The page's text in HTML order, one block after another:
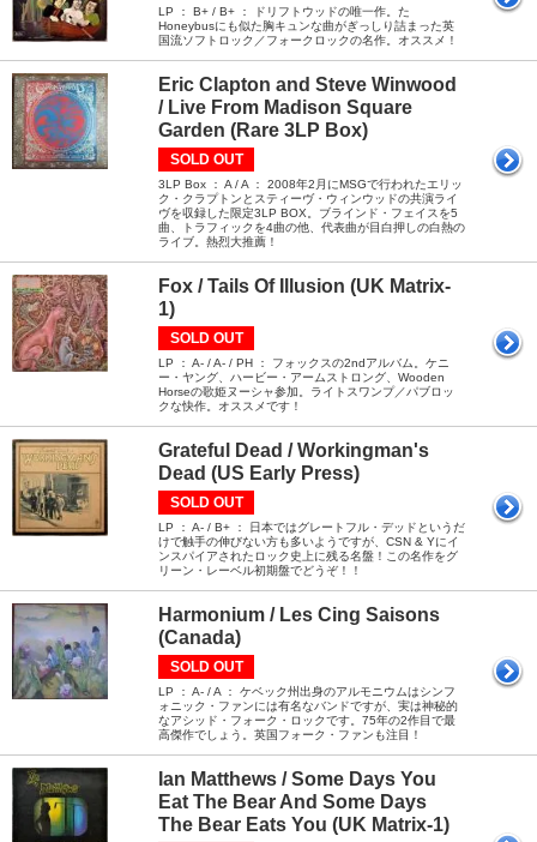
LP ： B+ / B+ ： ドリフトウッドの唯一作。た
Honeybusにも似た胸キュンな曲がぎっしり詰まった英
国流ソフトロック／フォークロックの名作。オススメ！
Eric Clapton and Steve Winwood
/ Live From Madison Square
Garden (Rare 3LP Box)
SOLD OUT
3LP Box ： A / A ： 2008年2月にMSGで行われたエリッ
ク・クラプトンとスティーヴ・ウィンウッドの共演ライ
ヴを収録した限定3LP BOX。ブラインド・フェイスを5
曲、トラフィックを4曲の他、代表曲が目白押しの白熱の
ライブ。熱烈大推薦！
Fox / Tails Of Illusion (UK Matrix-
1)
SOLD OUT
LP ： A- / A- / PH ： フォックスの2ndアルバム。ケニ
ー・ヤング、ハービー・アームストロング、Wooden
Horseの歌姫ヌーシャ参加。ライトスワンプ／パブロッ
クな快作。オススメです！
Grateful Dead / Workingman's
Dead (US Early Press)
SOLD OUT
LP ： A- / B+ ： 日本ではグレートフル・デッドというだ
けで触手の伸びない方も多いようですが、CSN & Yにイ
ンスパイアされたロック史上に残る名盤！この名作をグ
リーン・レーベル初期盤でどうぞ！！
Harmonium / Les Cing Saisons
(Canada)
SOLD OUT
LP ： A- / A ： ケベック州出身のアルモニウムはシンフ
ォニック・ファンには有名なバンドですが、実は神秘的
なアシッド・フォーク・ロックです。75年の2作目で最
高傑作でしょう。英国フォーク・ファンも注目！
Ian Matthews / Some Days You
Eat The Bear And Some Days
The Bear Eats You (UK Matrix-1)